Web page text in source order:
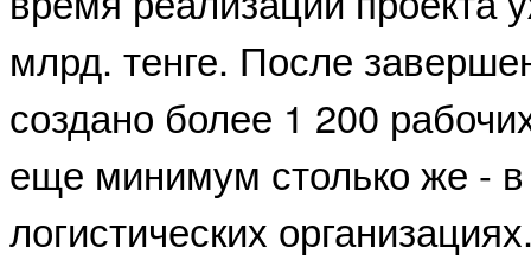
млрд. тенге. После
создано более 1 200
еще минимум столько же -
логистических